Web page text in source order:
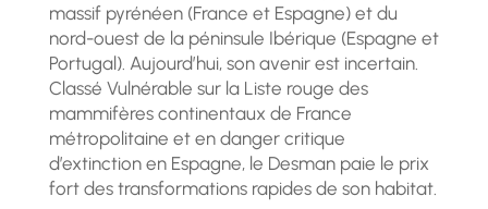
massif pyrénéen (France et Espagne) et du
nord-ouest de la péninsule Ibérique (Espagne et
Portugal). Aujourd’hui, son avenir est incertain.
Classé Vulnérable sur la Liste rouge des
mammifères continentaux de France
métropolitaine et en danger critique
d’extinction en Espagne, le Desman paie le prix
fort des transformations rapides de son habitat.